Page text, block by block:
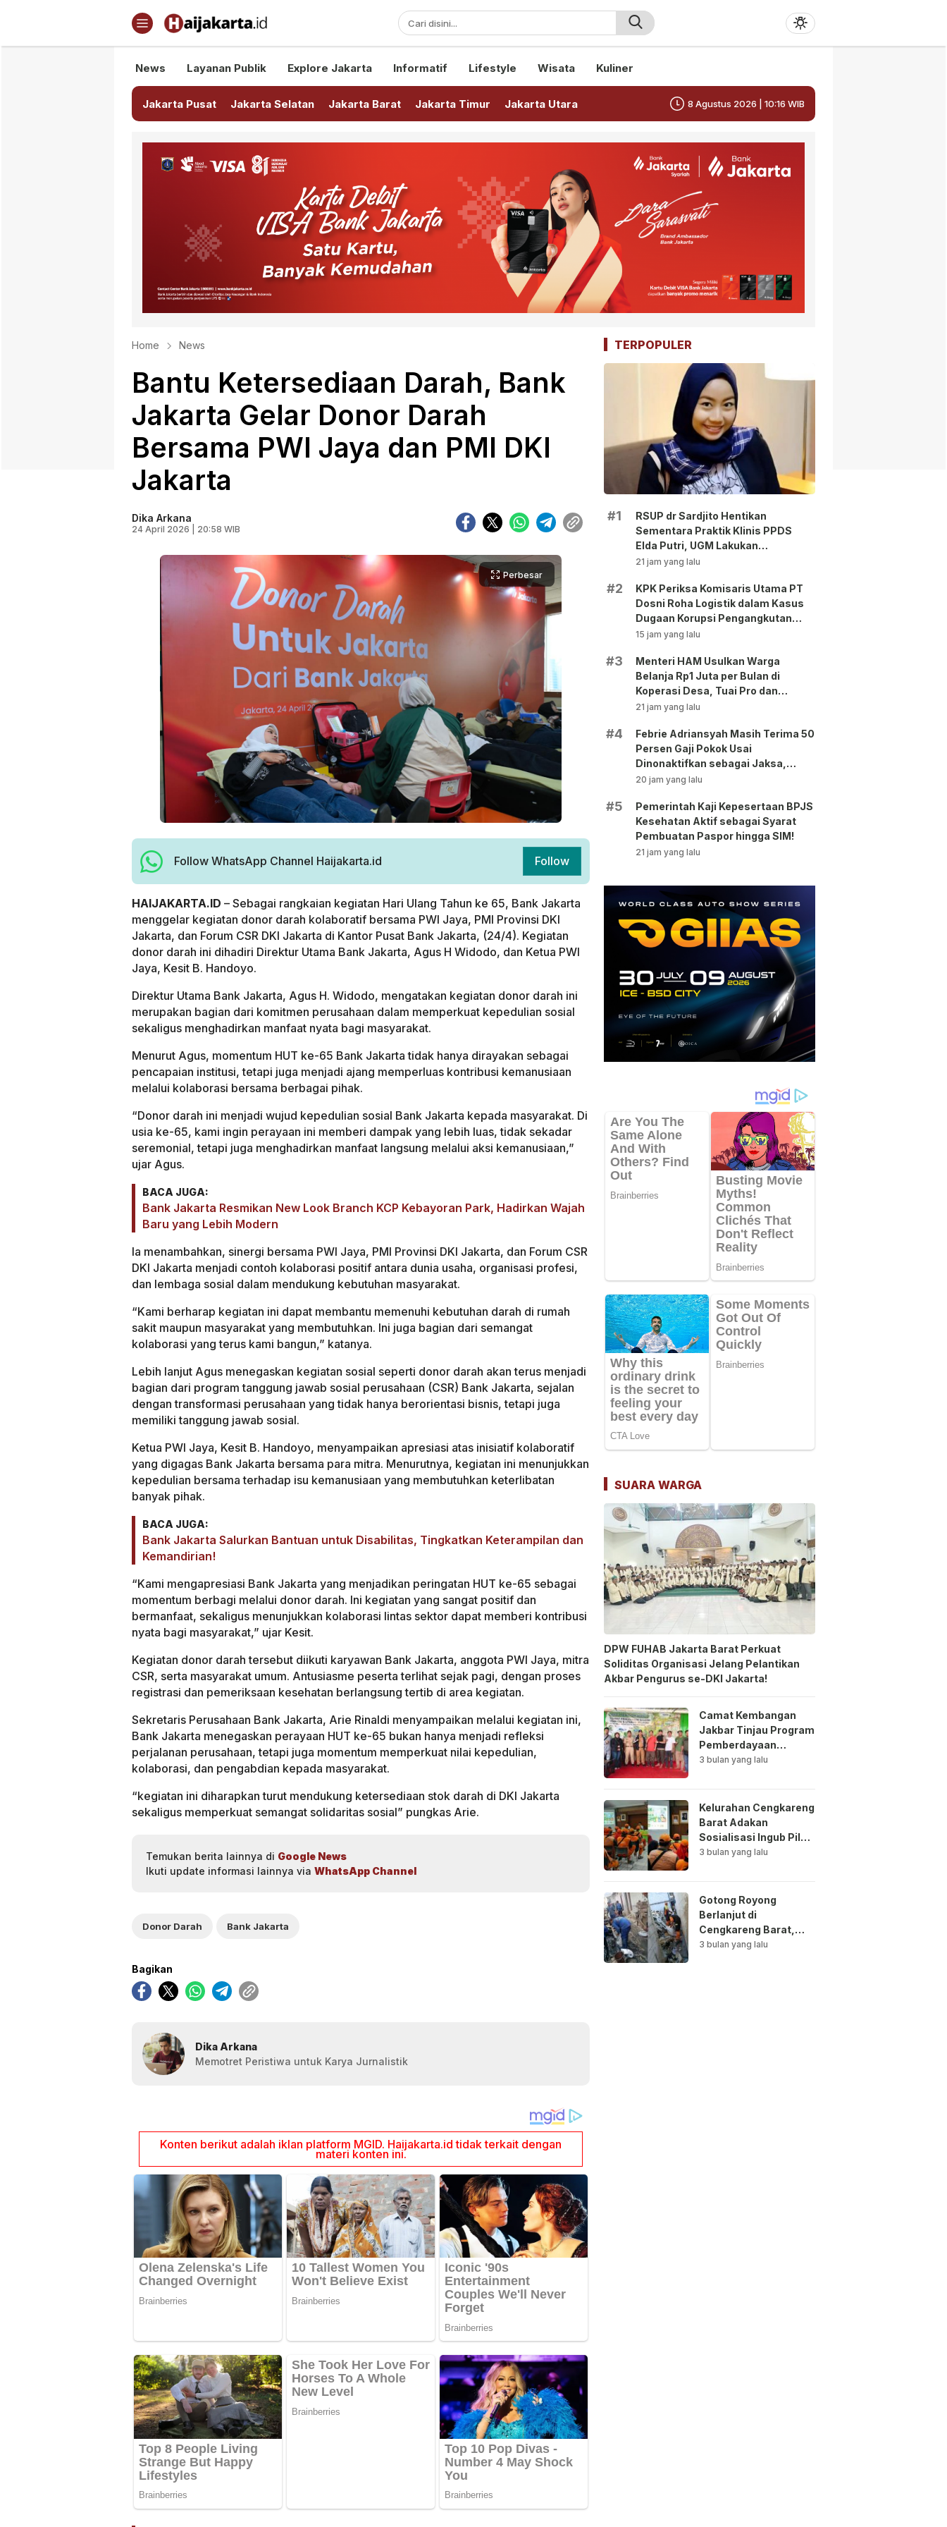
Haijakarta.id
Semua Tentang Jakarta Ada Disini!
News Layanan Publik Explore Jakarta Informatif Lifestyle Wisata Kuliner
Jakarta Pusat Jakarta Selatan Jakarta Barat Jakarta Timur Jakarta Utara 8 Agustus 2026 | 10:16 WIB
Home News
Bantu Ketersediaan Darah, Bank
Jakarta Gelar Donor Darah
Bersama PWI Jaya dan PMI DKI
Jakarta
Dika Arkana
24 April 2026 | 20:58 WIB
Perbesar
Follow WhatsApp Channel Haijakarta.id Follow
HAIJAKARTA.ID – Sebagai rangkaian kegiatan Hari Ulang Tahun ke 65, Bank Jakarta
menggelar kegiatan donor darah kolaboratif bersama PWI Jaya, PMI Provinsi DKI
Jakarta, dan Forum CSR DKI Jakarta di Kantor Pusat Bank Jakarta, (24/4). Kegiatan
donor darah ini dihadiri Direktur Utama Bank Jakarta, Agus H Widodo, dan Ketua PWI
Jaya, Kesit B. Handoyo.
Direktur Utama Bank Jakarta, Agus H. Widodo, mengatakan kegiatan donor darah ini
merupakan bagian dari komitmen perusahaan dalam memperkuat kepedulian sosial
sekaligus menghadirkan manfaat nyata bagi masyarakat.
Menurut Agus, momentum HUT ke-65 Bank Jakarta tidak hanya dirayakan sebagai
pencapaian institusi, tetapi juga menjadi ajang memperluas kontribusi kemanusiaan
melalui kolaborasi bersama berbagai pihak.
“Donor darah ini menjadi wujud kepedulian sosial Bank Jakarta kepada masyarakat. Di
usia ke-65, kami ingin perayaan ini memberi dampak yang lebih luas, tidak sekadar
seremonial, tetapi juga menghadirkan manfaat langsung melalui aksi kemanusiaan,”
ujar Agus.
BACA JUGA:
Bank Jakarta Resmikan New Look Branch KCP Kebayoran Park, Hadirkan Wajah
Baru yang Lebih Modern
Ia menambahkan, sinergi bersama PWI Jaya, PMI Provinsi DKI Jakarta, dan Forum CSR
DKI Jakarta menjadi contoh kolaborasi positif antara dunia usaha, organisasi profesi,
dan lembaga sosial dalam mendukung kebutuhan masyarakat.
“Kami berharap kegiatan ini dapat membantu memenuhi kebutuhan darah di rumah
sakit maupun masyarakat yang membutuhkan. Ini juga bagian dari semangat
kolaborasi yang terus kami bangun,” katanya.
Lebih lanjut Agus menegaskan kegiatan sosial seperti donor darah akan terus menjadi
bagian dari program tanggung jawab sosial perusahaan (CSR) Bank Jakarta, sejalan
dengan transformasi perusahaan yang tidak hanya berorientasi bisnis, tetapi juga
memiliki tanggung jawab sosial.
Ketua PWI Jaya, Kesit B. Handoyo, menyampaikan apresiasi atas inisiatif kolaboratif
yang digagas Bank Jakarta bersama para mitra. Menurutnya, kegiatan ini menunjukkan
kepedulian bersama terhadap isu kemanusiaan yang membutuhkan keterlibatan
banyak pihak.
BACA JUGA:
Bank Jakarta Salurkan Bantuan untuk Disabilitas, Tingkatkan Keterampilan dan
Kemandirian!
“Kami mengapresiasi Bank Jakarta yang menjadikan peringatan HUT ke-65 sebagai
momentum berbagi melalui donor darah. Ini kegiatan yang sangat positif dan
bermanfaat, sekaligus menunjukkan kolaborasi lintas sektor dapat memberi kontribusi
nyata bagi masyarakat,” ujar Kesit.
Kegiatan donor darah tersebut diikuti karyawan Bank Jakarta, anggota PWI Jaya, mitra
CSR, serta masyarakat umum. Antusiasme peserta terlihat sejak pagi, dengan proses
registrasi dan pemeriksaan kesehatan berlangsung tertib di area kegiatan.
Sekretaris Perusahaan Bank Jakarta, Arie Rinaldi menyampaikan melalui kegiatan ini,
Bank Jakarta menegaskan perayaan HUT ke-65 bukan hanya menjadi refleksi
perjalanan perusahaan, tetapi juga momentum memperkuat nilai kepedulian,
kolaborasi, dan pengabdian kepada masyarakat.
“kegiatan ini diharapkan turut mendukung ketersediaan stok darah di DKI Jakarta
sekaligus memperkuat semangat solidaritas sosial” pungkas Arie.
Temukan berita lainnya di Google News
Ikuti update informasi lainnya via WhatsApp Channel
Donor Darah Bank Jakarta
Bagikan
Dika Arkana
Memotret Peristiwa untuk Karya Jurnalistik
TERPOPULER
#1
RSUP dr Sardjito Hentikan
Sementara Praktik Klinis PPDS
Elda Putri, UGM Lakukan
Investigasi!
21 jam yang lalu
#2
KPK Periksa Komisaris Utama PT
Dosni Roha Logistik dalam Kasus
Dugaan Korupsi Pengangkutan
Bansos!
15 jam yang lalu
#3
Menteri HAM Usulkan Warga
Belanja Rp1 Juta per Bulan di
Koperasi Desa, Tuai Pro dan
Kontra!
21 jam yang lalu
#4
Febrie Adriansyah Masih Terima 50
Persen Gaji Pokok Usai
Dinonaktifkan sebagai Jaksa,
Tunjangan ASN Dihentikan!
20 jam yang lalu
#5
Pemerintah Kaji Kepesertaan BPJS
Kesehatan Aktif sebagai Syarat
Pembuatan Paspor hingga SIM!
21 jam yang lalu
SUARA WARGA
DPW FUHAB Jakarta Barat Perkuat
Soliditas Organisasi Jelang Pelantikan
Akbar Pengurus se-DKI Jakarta!
Camat Kembangan
Jakbar Tinjau Program
Pemberdayaan
Lingkungan di Bale
3 bulan yang lalu
Kelurahan Cengkareng
Barat Adakan
Sosialisasi Ingub Pilah
Sampah Kepada PPSU
3 bulan yang lalu
Gotong Royong
Berlanjut di
Cengkareng Barat,
Saluran Air
3 bulan yang lalu